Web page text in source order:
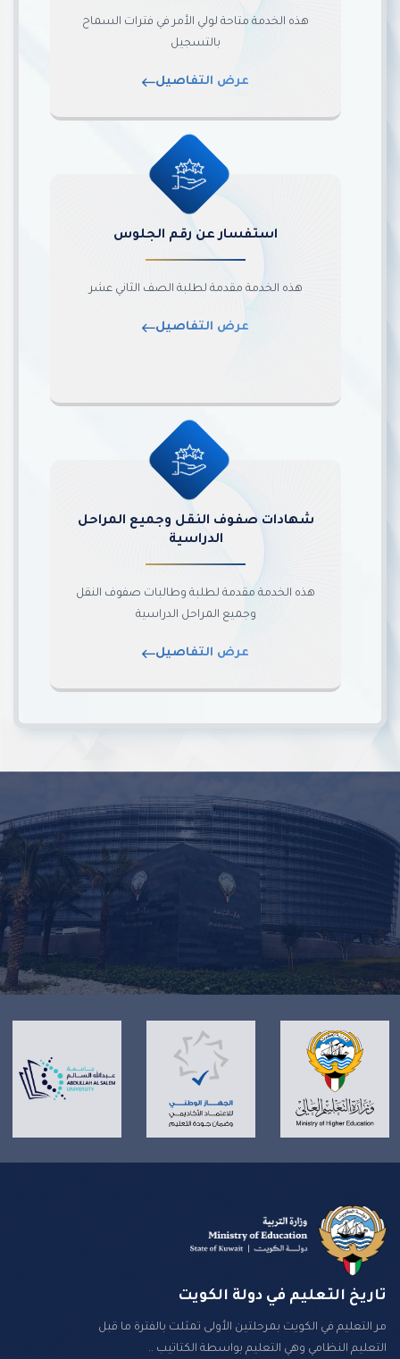
هذه الخدمة متاحة لولي الأمر في فترات السماح
بالتسجيل
عرض التفاصيل
استفسار عن رقم الجلوس
هذه الخدمة مقدمة لطلبة الصف الثاني عشر
عرض التفاصيل
شهادات صفوف النقل وجميع المراحل
الدراسية
هذه الخدمة مقدمة لطلبة وطالبات صفوف النقل
وجميع المراحل الدراسية
عرض التفاصيل
تاريخ التعليم في دولة الكويت
مر التعليم في الكويت بمرحلتين الأولى تمثلت بالفترة ما قبل
التعليم النظامي وهي التعليم بواسطة الكتاتيب ..